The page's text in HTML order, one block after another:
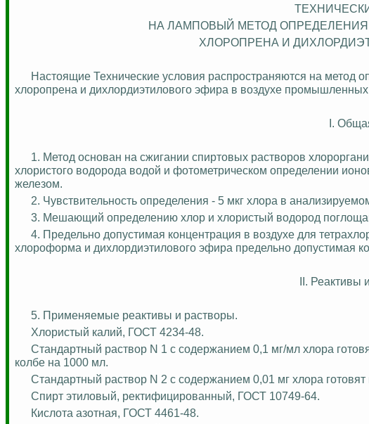
НА ЛАМПОВЫЙ МЕТОД
ХЛОРОПРЕНА И
Настоящие Технические условия распространяются на метод
хлоропрена и дихлордиэтилового эфира в воздухе
I.
1. Метод основан на сжигании спиртовых растворов
хлористого водорода водой и фотометрическом определении ио
железом.
2. Чувствительность определения - 5 мкг хлора в
3. Мешающий определению хлор и хлористый водород
4. Предельно допустимая концентрация в воздухе для
хлороформа и дихлордиэтилового эфира предельно допустимая
II. Реактивы
5. Применяемые реактивы и растворы.
Хлористый калий, ГОСТ 4234-48.
Стандартный раствор N 1 с содержанием 0,1 мг/мл хлора
колбе на 1000 мл.
Стандартный раствор N 2 с содержанием 0,01 мг хлора готовят
Спирт этиловый, ректифицированный, ГОСТ 10749-64.
Кислота азотная, ГОСТ 4461-48.